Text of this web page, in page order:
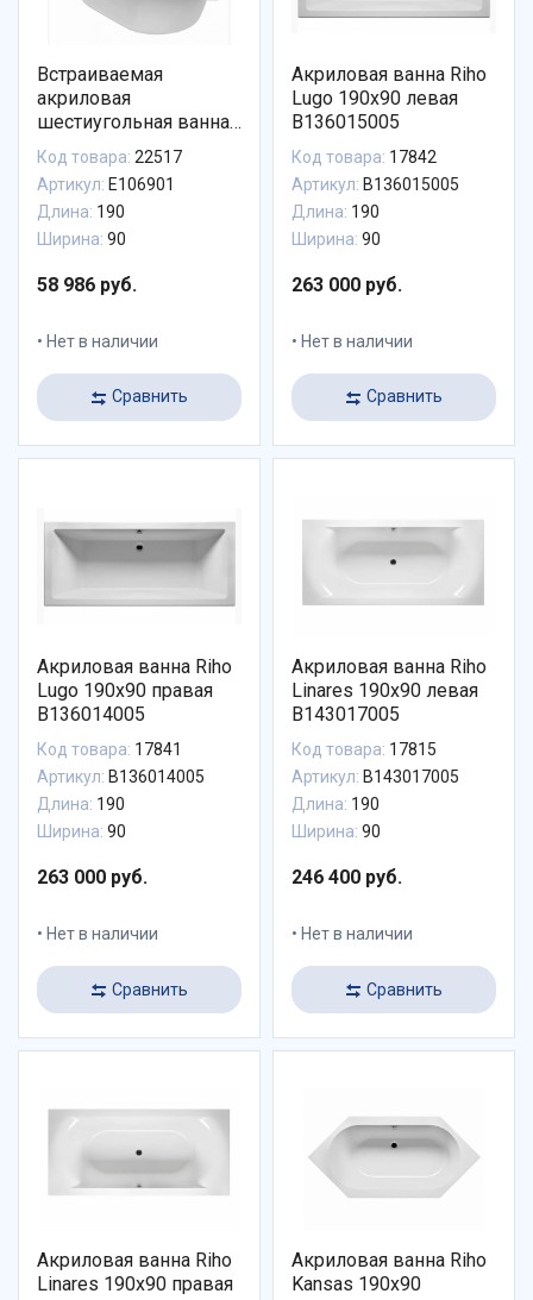
Встраиваемая
акриловая
шестиугольная ванна
Ideal Standard Connect
Air E106901 190X90 см
без системы слива-
перелива
Код товара: 22517
Артикул: E106901
Длина: 190
Ширина: 90
58 986 руб.
Нет в наличии
Сравнить
Акриловая ванна Riho
Lugo 190х90 левая
B136015005
Код товара: 17842
Артикул: B136015005
Длина: 190
Ширина: 90
263 000 руб.
Нет в наличии
Сравнить
Акриловая ванна Riho
Lugo 190х90 правая
B136014005
Код товара: 17841
Артикул: B136014005
Длина: 190
Ширина: 90
263 000 руб.
Нет в наличии
Сравнить
Акриловая ванна Riho
Linares 190х90 левая
B143017005
Код товара: 17815
Артикул: B143017005
Длина: 190
Ширина: 90
246 400 руб.
Нет в наличии
Сравнить
Акриловая ванна Riho
Linares 190х90 правая
Акриловая ванна Riho
Kansas 190х90